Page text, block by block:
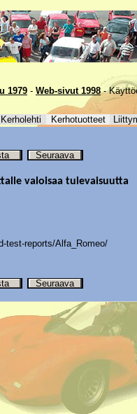
1979 - Web-sivut 1998 -
Kerholehti Kerhotuotteet
Seuraava
valoisaa tulevaisuutta
test-reports/Alfa_Romeo/
Seuraava